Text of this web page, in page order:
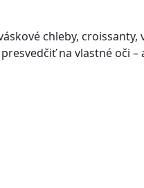
chleby,
na vlastné oči –